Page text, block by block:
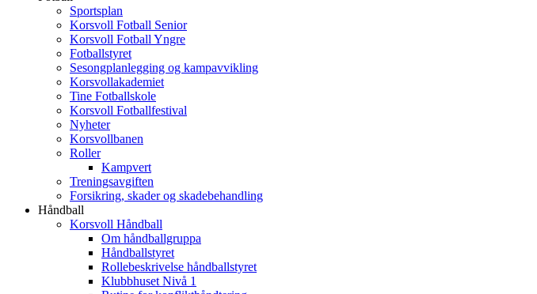
Sportsplan
Korsvoll Fotball Senior
Korsvoll Fotball Yngre
Fotballstyret
Sesongplanlegging og kampavvikling
Korsvollakademiet
Tine Fotballskole
Korsvoll Fotballfestival
Nyheter
Korsvollbanen
Roller
Kampvert
Treningsavgiften
Forsikring, skader og skadebehandling
Håndball
Korsvoll Håndball
Om håndballgruppa
Håndballstyret
Rollebeskrivelse håndballstyret
Klubbhuset Nivå 1